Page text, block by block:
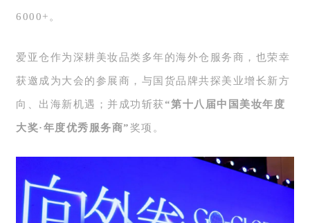
6000+。
爱亚仓作为深耕美妆品类多年的海外仓服务商，也荣幸
获邀成为大会的参展商，与国货品牌共探美业增长新方
向、出海新机遇； 并成功斩获“第十八届中国美妆年度
大奖·年度优秀服务商”奖项。